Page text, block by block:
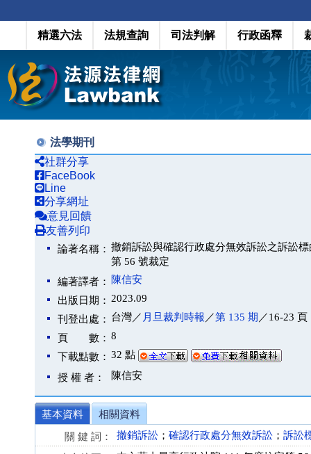
精選六法 法規查詢 司法判解 行政函釋
法學期刊
社群分享
FaceBook
Line
分享網址
意見回饋
友善列印
論著名稱： 撤銷訴訟與確認行政處分無效訴訟之訴訟
第 56 號裁定
編著譯者：
陳信安
出版日期： 2023.09
刊登出處： 台灣／ 月旦裁判時報 ／第 135 期 ／16-23 頁
頁 數： 8
下載點數： 32 點
授 權 者： 陳信安
基本資料
相關資料
關 鍵 詞：
撤銷訴訟 ； 確認行政處分無效訴訟 ； 訴訟